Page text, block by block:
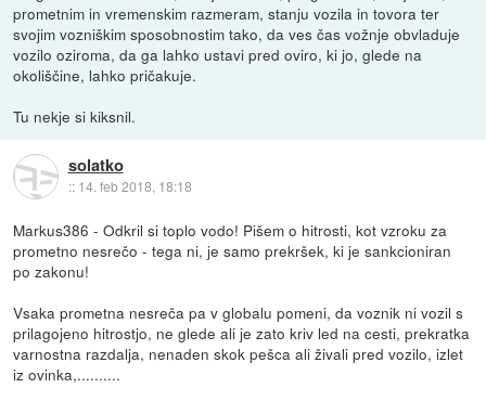
prometnim in vremenskim razmeram, stanju vozila in tovora ter
svojim vozniškim sposobnostim tako, da ves čas vožnje obvladuje
vozilo oziroma, da ga lahko ustavi pred oviro, ki jo, glede na
okoliščine, lahko pričakuje.
Tu nekje si kiksnil.
solatko
:: 14. feb 2018, 18:18
Markus386 - Odkril si toplo vodo! Pišem o hitrosti, kot vzroku za
prometno nesrečo - tega ni, je samo prekršek, ki je sankcioniran
po zakonu!
Vsaka prometna nesreča pa v globalu pomeni, da voznik ni vozil s
prilagojeno hitrostjo, ne glede ali je zato kriv led na cesti, prekratka
varnostna razdalja, nenaden skok pešca ali živali pred vozilo, izlet
iz ovinka,..........